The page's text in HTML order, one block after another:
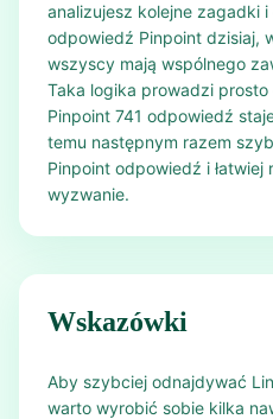
analizujesz kolejne zagadki
odpowiedź Pinpoint dzisiaj,
wszyscy mają wspólnego
Taka logika prowadzi prosto
Pinpoint 741 odpowiedź
temu następnym razem
Pinpoint odpowiedź i
wyzwanie.
Wskazówki
Aby szybciej odnajdywać
warto wyrobić sobie kilka